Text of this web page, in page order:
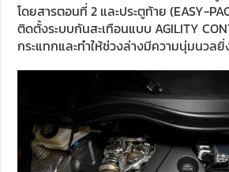
โดยสารตอนที่ 2 และประตูท้าย (EASY-
ติดตั้งระบบกันสะเทือนแบบ AGILITY
กระแทกและทำให้ช่วงล่างมีความนุ่มนวล